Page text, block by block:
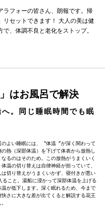
ラフォーの皆さん、朗報です。帰
セットできます！ 大人の美は健
、体調不良と老化をストップ。
はお風呂で解決
。同じ睡眠時間でも眠
のよい睡眠には、〝体温〞が深く関わって
熱（深部体温）を下げて体表から放熱し
るのはそのため。この放熱がうまくいく
温の切り替えは自律神経が担っていて、
切り替えがうまくいかず、寝付きが悪い
こと。湯船に浸かって深部体温を上げる
が低下します。深く眠れるため、今まで
さに大きな差が出てくると解説する花王